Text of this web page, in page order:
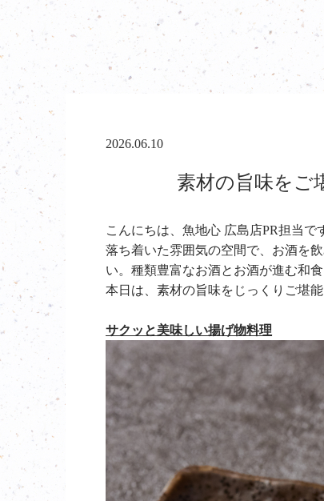
2026.06.10
素材の旨味をご
こんにちは、魚地心 広島店PR担当で
落ち着いた雰囲気の空間で、お酒を
い。種類豊富なお酒とお酒が進む和
本日は、素材の旨味をじっくりご堪
サクッと美味しい揚げ物料理